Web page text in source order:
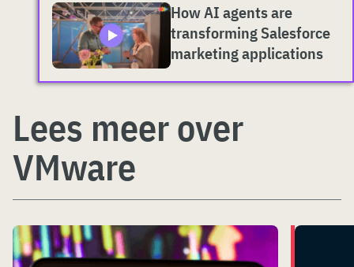
How AI agents are
transforming Salesforce
marketing applications
Lees meer over
VMware